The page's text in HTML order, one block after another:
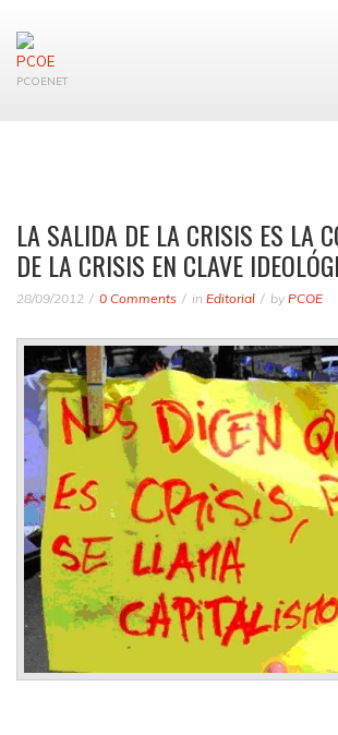
PCOENET
LA SALIDA DE LA CRISIS ES LA
DE LA CRISIS EN CLAVE
28/09/2012 0 Comments in Editorial by PCOE